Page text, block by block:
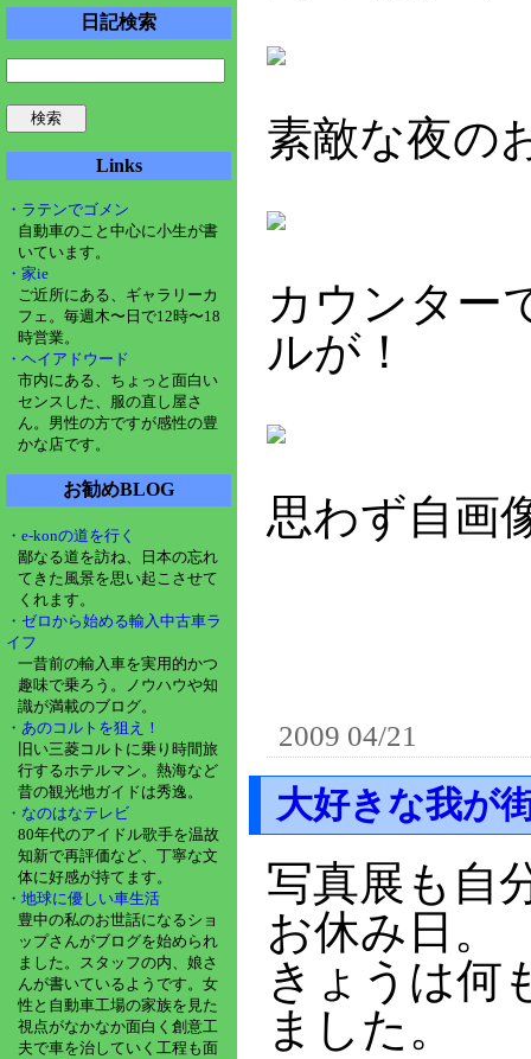
日記検索
Links
・ラテンでゴメン
自動車のこと中心に小生が書
いています。
・家ie
ご近所にある、ギャラリーカ
フェ。毎週木〜日で12時〜18
時営業。
・ヘイアドウード
市内にある、ちょっと面白い
センスした、服の直し屋さ
ん。男性の方ですが感性の豊
かな店です。
お勧めBLOG
・e-konの道を行く
鄙なる道を訪ね、日本の忘れ
てきた風景を思い起こさせて
くれます。
・ゼロから始める輸入中古車ラ
イフ
一昔前の輸入車を実用的かつ
趣味で乗ろう。ノウハウや知
識が満載のブログ。
・あのコルトを狙え！
旧い三菱コルトに乗り時間旅
行するホテルマン。熱海など
昔の観光地ガイドは秀逸。
・なのはなテレビ
80年代のアイドル歌手を温故
知新で再評価など、丁寧な文
体に好感が持てます。
・地球に優しい車生活
豊中の私のお世話になるショ
ップさんがブログを始められ
ました。スタッフの内、娘さ
んが書いているようです。女
性と自動車工場の家族を見た
視点がなかなか面白く創意工
夫で車を治していく工程も面
素敵な夜の
カウンター
ルが！
思わず自画
2009 04/21
大好きな我が
写真展も自
お休み日。
きょうは何
ました。